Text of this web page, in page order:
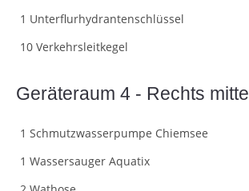
1 Unterflurhydrantenschlüssel
10 Verkehrsleitkegel
Geräteraum 4 - Rechts mitte
1 Schmutzwasserpumpe Chiemsee
1 Wassersauger Aquatix